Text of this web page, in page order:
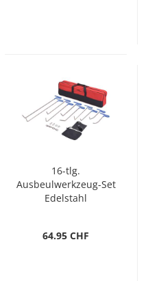
16-tlg.
Ausbeulwerkzeug-Set
Edelstahl
64.95 CHF